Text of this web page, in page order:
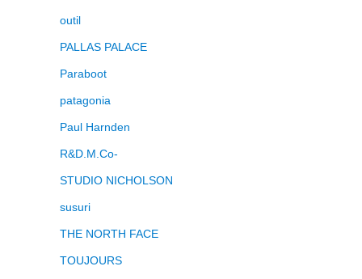
outil
PALLAS PALACE
Paraboot
patagonia
Paul Harnden
R&D.M.Co-
STUDIO NICHOLSON
susuri
THE NORTH FACE
TOUJOURS